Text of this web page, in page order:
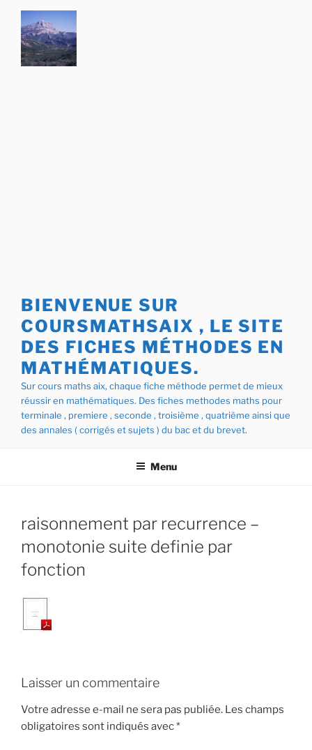
Aller
contenu
principal
BIENVENUE SUR
COURSMATHSAIX , LE SITE
DES FICHES MÉTHODES EN
MATHÉMATIQUES.
Sur cours maths aix, chaque fiche méthode permet de mieux
réussir en mathématiques. Des fiches methodes maths pour
terminale , premiere , seconde , troisième , quatrième ainsi que
des annales ( corrigés et sujets ) du bac et du brevet.
Menu
raisonnement par recurrence –
monotonie suite definie par
fonction
Laisser un commentaire
Votre adresse e-mail ne sera pas publiée. Les champs
obligatoires sont indiqués avec*